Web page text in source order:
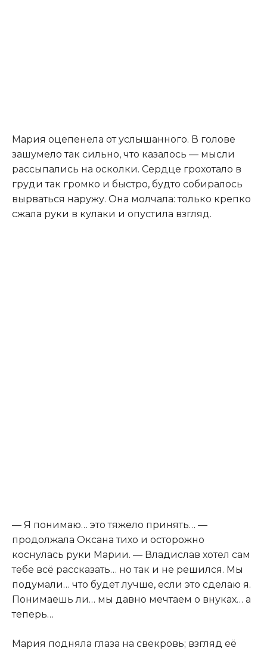
Мария оцепенела от услышанного. В голове
зашумело так сильно, что казалось — мысли
рассыпались на осколки. Сердце грохотало в
груди так громко и быстро, будто собиралось
вырваться наружу. Она молчала: только крепко
сжала руки в кулаки и опустила взгляд.
— Я понимаю… это тяжело принять… —
продолжала Оксана тихо и осторожно
коснулась руки Марии. — Владислав хотел сам
тебе всё рассказать… но так и не решился. Мы
подумали… что будет лучше, если это сделаю я.
Понимаешь ли… мы давно мечтаем о внуках… а
теперь…
Мария подняла глаза на свекровь; взгляд её